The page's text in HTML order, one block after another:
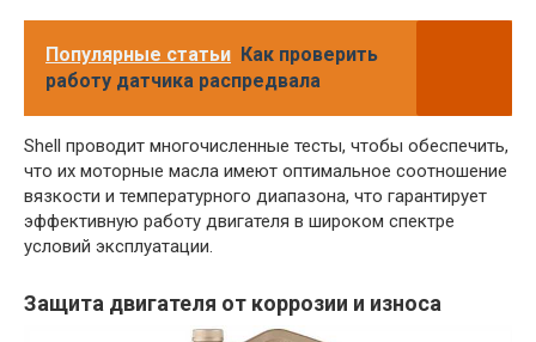
Популярные статьи Как проверить
работу датчика распредвала
Shell проводит многочисленные тесты, чтобы обеспечить,
что их моторные масла имеют оптимальное соотношение
вязкости и температурного диапазона, что гарантирует
эффективную работу двигателя в широком спектре
условий эксплуатации.
Защита двигателя от коррозии и износа